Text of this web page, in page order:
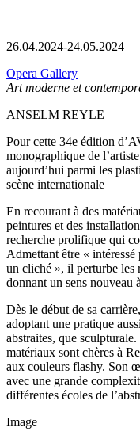
26.04.2024-24.05.2024
Opera Gallery
Art moderne et
ANSELM REYLE
Pour cette 34e édition
monographique de
aujourd’hui parmi les
scène internationale
En recourant à des
peintures et des
recherche prolifique qui
Admettant être «
un cliché », il perturbe les
donnant un sens nouveau
Dès le début de sa
adoptant une pratique
abstraites, que
matériaux sont chères à
aux couleurs flashy. Son
avec une grande
différentes écoles de
Image